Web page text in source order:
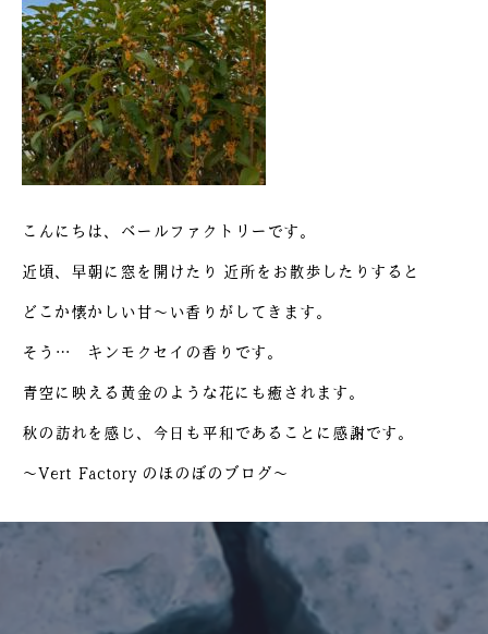
こんにちは、ベールファクトリーです。
近頃、早朝に窓を開けたり 近所をお散歩したりすると
どこか懐かしい甘～い香りがしてきます。
そう… キンモクセイの香りです。
青空に映える黄金のような花にも癒されます。
秋の訪れを感じ、今日も平和であることに感謝です。
～Vert Factory のほのぼのブログ～